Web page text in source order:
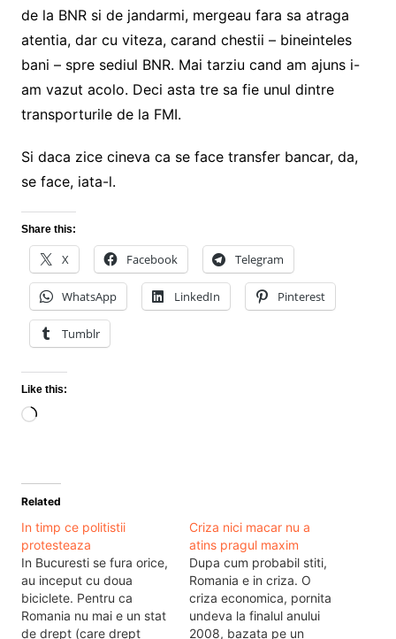
de la BNR si de jandarmi, mergeau fara sa atraga
atentia, dar cu viteza, carand chestii – bineinteles
bani – spre sediul BNR. Mai tarziu cand am ajuns i-
am vazut acolo. Deci asta tre sa fie unul dintre
transporturile de la FMI.
Si daca zice cineva ca se face transfer bancar, da,
se face, iata-l.
Share this:
X Facebook Telegram
WhatsApp LinkedIn Pinterest
Tumblr
Like this:
Loading…
Related
In timp ce politistii
protesteaza
In Bucuresti se fura orice,
au inceput cu doua
biciclete. Pentru ca
Romania nu mai e un stat
de drept (care drept
Criza nici macar nu a
atins pragul maxim
Dupa cum probabil stiti,
Romania e in criza. O
criza economica, pornita
undeva la finalul anului
2008, bazata pe un